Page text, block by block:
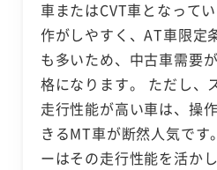
車またはCVT車となって
作がしやすく、AT車限定
も多いため、中古車需要
格になります。 ただし、
走行性能が高い車は、操
きるMT車が断然人気です
ーはその走行性能を活か